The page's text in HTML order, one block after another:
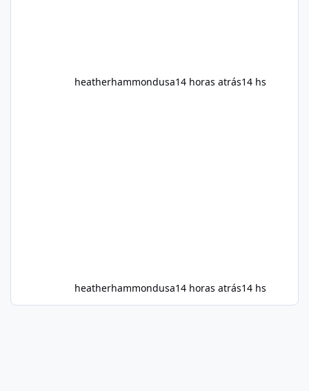
heatherhammondusa14 horas atrás14 hs
heatherhammondusa14 horas atrás14 hs